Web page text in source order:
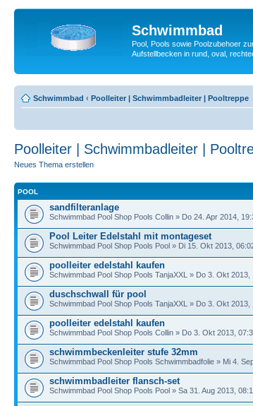
Schwimmbad
Pool, Pools sowie Poolzubehoer
Aufstellbecken in rund, oval,
Schwimmbad ‹ Poolleiter | Schwimmbadleiter | Pooltreppe
Poolleiter | Schwimmbadleiter |
Neues Thema erstellen
POOL
sandfilteranlage
Schwimmbad Pool Shop Pools Collin » Do 24. Apr 2014,
Pool Leiter Edelstahl mit montageset
Schwimmbad Pool Shop Pools Pool » Di 15. Okt 2013,
poolleiter edelstahl kaufen
Schwimmbad Pool Shop Pools TanjaXXL » Do 3. Okt 2013,
duschschwall für pool
Schwimmbad Pool Shop Pools TanjaXXL » Do 3. Okt 2013,
poolleiter edelstahl kaufen
Schwimmbad Pool Shop Pools Collin » Do 3. Okt 2013,
schwimmbeckenleiter stufe 32mm
Schwimmbad Pool Shop Pools Schwimmbadfolie » Mi 4.
schwimmbadleiter flansch-set
Schwimmbad Pool Shop Pools Pool » Sa 31. Aug 2013,